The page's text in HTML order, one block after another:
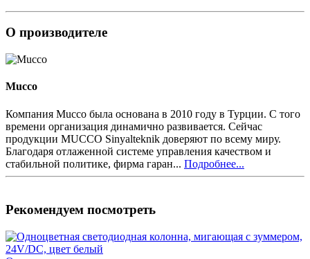
О производителе
Mucco
Компания Mucco была основана в 2010 году в Турции. С того
времени организация динамично развивается. Сейчас
продукции MUCCO Sinyalteknik доверяют по всему миру.
Благодаря отлаженной системе управления качеством и
стабильной политике, фирма гаран... Подробнее...
Рекомендуем посмотреть